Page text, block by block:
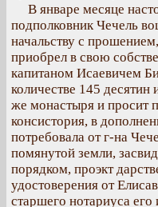
В январе месяце
подполковник Чечель
начальству с
приобрел в свою
капитаном Исаевичем
количестве 145 десятин
же монастыря и просит
консистория, в
потребовала от г-на
помянутой земли,
порядком, проэкт
удостоверения от
старшего нотариуса его